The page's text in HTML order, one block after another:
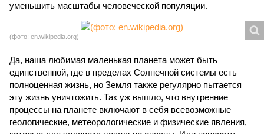
уменьшить масштабы человеческой популяции.
(фото: en.wikipedia.org)
Да, наша любимая маленькая планета может быть
единственной, где в пределах Солнечной системы есть
полноценная жизнь, но Земля также регулярно пытается
эту жизнь уничтожить. Так уж вышло, что внутренние
процессы на планете включают в себя всевозможные
геологические, метеорологические и физические явления,